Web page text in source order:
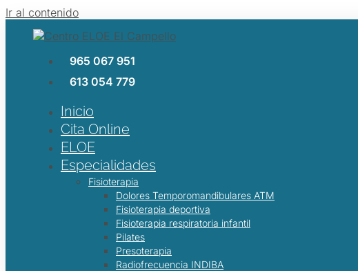
Ir al contenido
965 067 951
613 054 779
Inicio
Cita Online
ELOE
Especialidades
Fisioterapia
Dolores Temporomandibulares ATM
Fisioterapia deportiva
Fisioterapia respiratoria infantil
Pilates
Presoterapia
Radiofrecuencia INDIBA